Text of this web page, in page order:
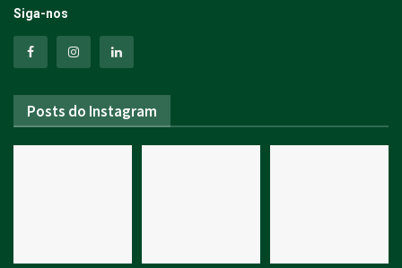
Siga-nos
Posts do Instagram